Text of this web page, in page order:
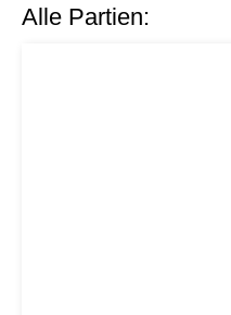
Alle Partien: